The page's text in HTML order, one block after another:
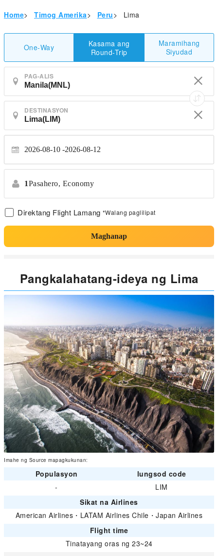
Home> Timog Amerika> Peru> Lima
One-Way
Kasama ang
Round-Trip
Maramihang
Siyudad
PAG-ALIS
DESTINASYON
2026-08-10 2026-08-12
1Pasahero, Economy
Direktang Flight Lamang *Walang paglilipat
Maghanap
Pangkalahatang-ideya ng Lima
Imahe ng Source mapagkukunan:
Populasyon
lungsod code
-
LIM
Sikat na Airlines
American Airlines ・ LATAM Airlines Chile ・Japan Airlines
Flight time
Tinatayang oras ng 23~24